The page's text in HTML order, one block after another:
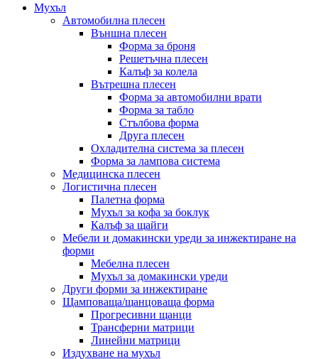
Мухъл
Автомобилна плесен
Външна плесен
Форма за броня
Решетъчна плесен
Калъф за колела
Вътрешна плесен
Форма за автомобилни врати
Форма за табло
Стълбова форма
Друга плесен
Охладителна система за плесен
Форма за лампова система
Медицинска плесен
Логистична плесен
Палетна форма
Мухъл за кофа за боклук
Калъф за щайги
Мебели и домакински уреди за инжектиране на
форми
Мебелна плесен
Мухъл за домакински уреди
Други форми за инжектиране
Щамповаща/щанцоваща форма
Прогресивни щанци
Трансферни матрици
Линейни матрици
Издухване на мухъл